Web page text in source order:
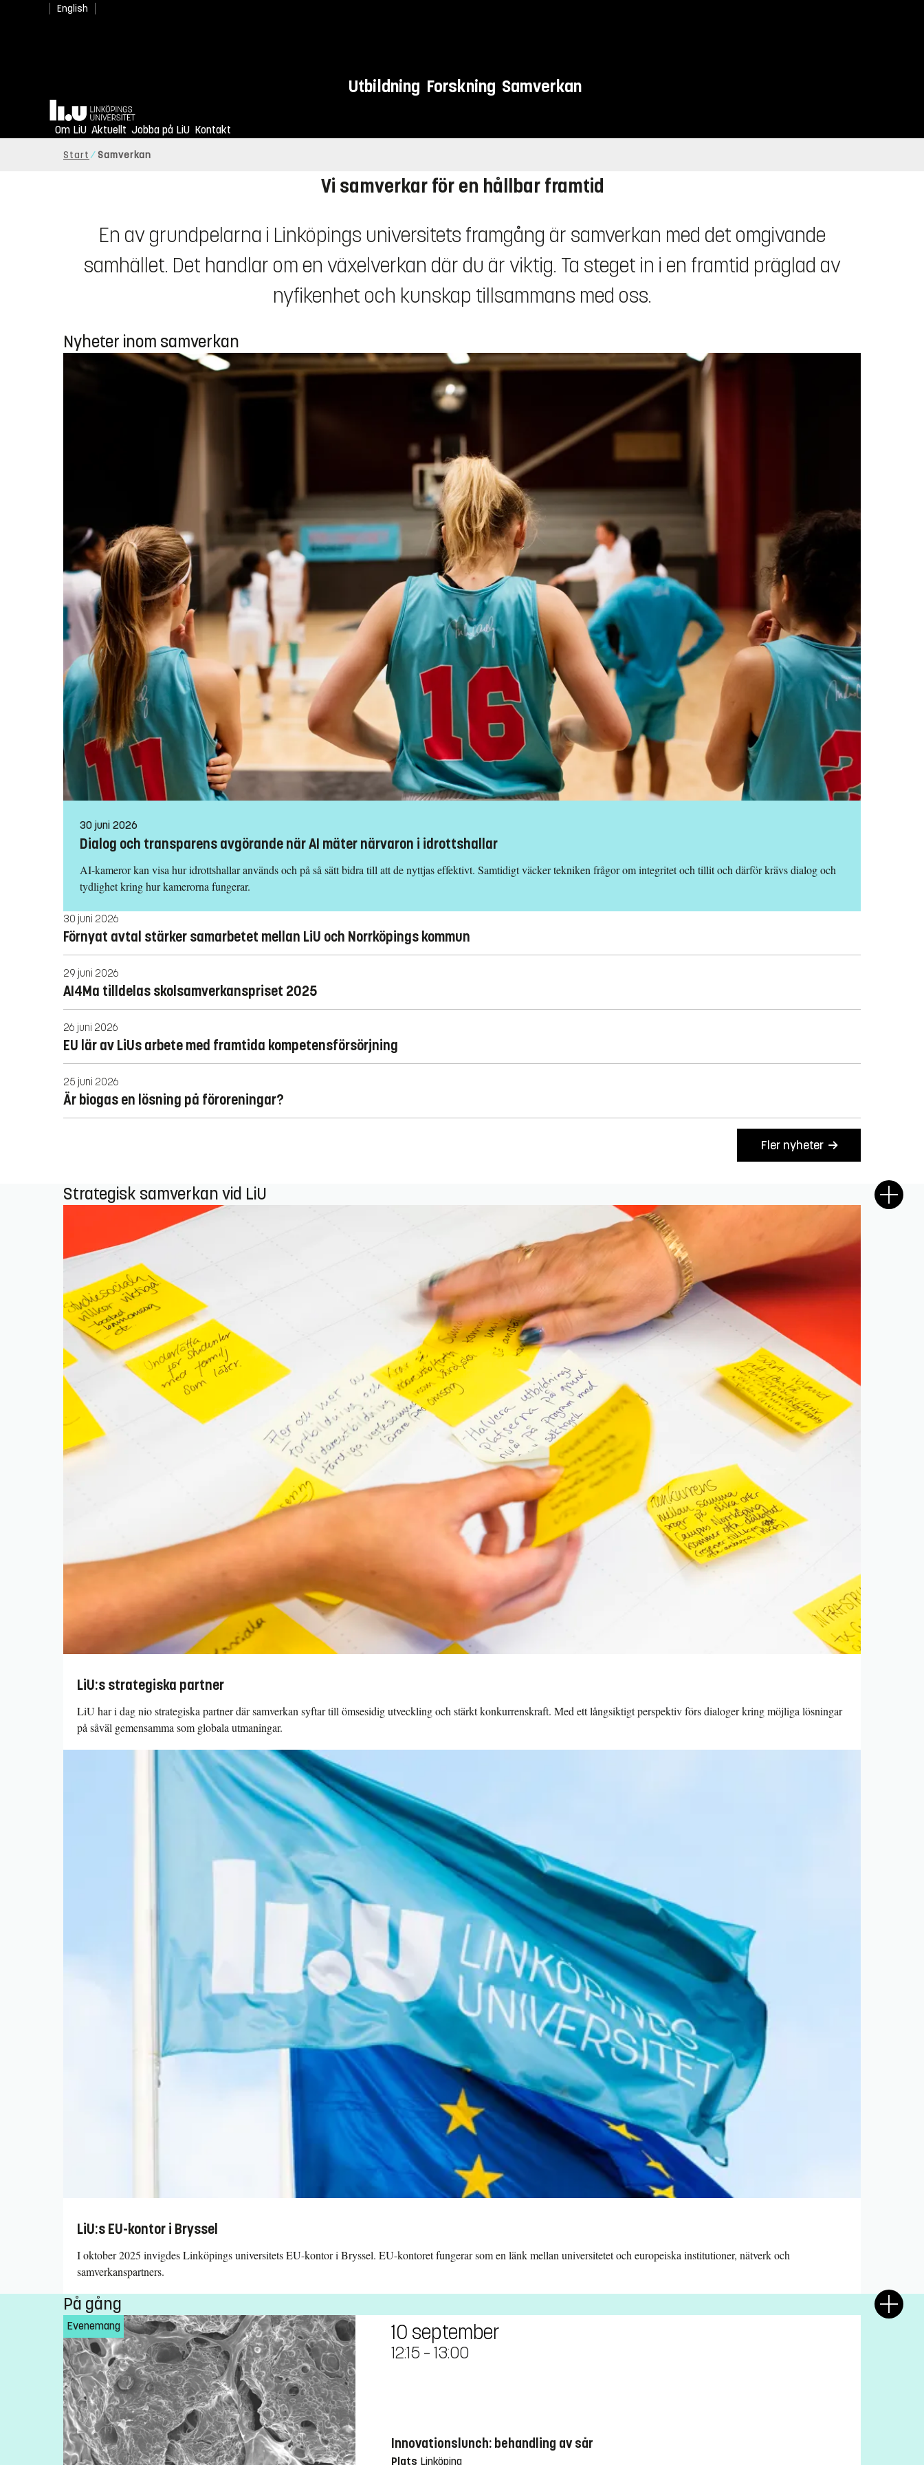
English
Utbildning Forskning Samverkan
Hem
Om LiU Aktuellt Jobba på LiU Kontakt
Så bidrar vi till ett starkare samhälle
Totalförsvar vid LiU
Start Samverkan
Vi samverkar för en hållbar framtid
En av grundpelarna i Linköpings universitets framgång är samverkan med det omgivande
samhället. Det handlar om en växelverkan där du är viktig. Ta steget in i en framtid präglad av
nyfikenhet och kunskap tillsammans med oss.
Nyheter inom samverkan
30 juni 2026
Dialog och transparens avgörande när AI mäter närvaron i idrottshallar
AI-kameror kan visa hur idrottshallar används och på så sätt bidra till att de nyttjas effektivt. Samtidigt väcker tekniken frågor om integritet och tillit och därför krävs dialog och
tydlighet kring hur kamerorna fungerar.
30 juni 2026
Förnyat avtal stärker samarbetet mellan LiU och Norrköpings kommun
29 juni 2026
AI4Ma tilldelas skolsamverkanspriset 2025
26 juni 2026
EU lär av LiUs arbete med framtida kompetensförsörjning
25 juni 2026
Är biogas en lösning på föroreningar?
Fler nyheter
Strategisk samverkan vid LiU
LiU:s strategiska partner
LiU har i dag nio strategiska partner där samverkan syftar till ömsesidig utveckling och stärkt konkurrenskraft. Med ett långsiktigt perspektiv förs dialoger kring möjliga lösningar
på såväl gemensamma som globala utmaningar.
LiU:s EU-kontor i Bryssel
I oktober 2025 invigdes Linköpings universitets EU-kontor i Bryssel. EU-kontoret fungerar som en länk mellan universitetet och europeiska institutioner, nätverk och
samverkanspartners.
På gång
Evenemang 10 september
12:15 – 13:00
Innovationslunch: behandling av sår
Plats Linköping